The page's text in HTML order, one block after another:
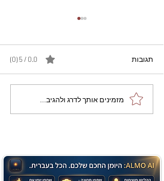
מתכון מנצח עוגת מייפל
שוקולד בחושה וקלה - זיוה
תגובות 0.0 / 5 ‏(0)
מזמינים אותך לדרג ולהגיב...